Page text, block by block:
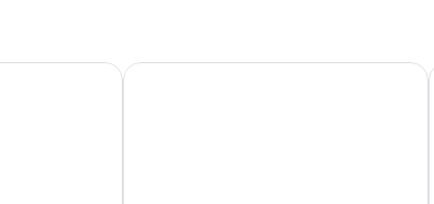
Flanders Lodge Hotel